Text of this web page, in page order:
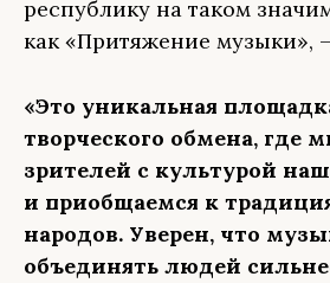
республику на таком
как «Притяжение музыки»,
«Это уникальная
творческого обмена, где
зрителей с культурой
и приобщаемся к
народов. Уверен, что
объединять людей